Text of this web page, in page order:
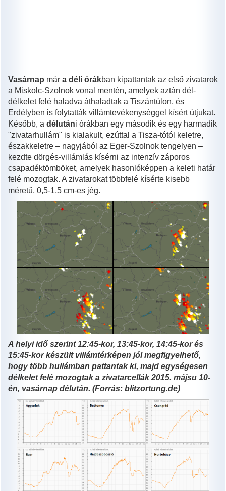
Vasárnap már a déli órákban kipattantak az első zivatarok
a Miskolc-Szolnok vonal mentén, amelyek aztán dél-
délkelet felé haladva áthaladtak a Tiszántúlon, és
Erdélyben is folytatták villámtevékenységgel kísért útjukat.
Később, a délutáni órákban egy második és egy harmadik
"zivatarhullám" is kialakult, ezúttal a Tisza-tótól keletre,
északkeletre – nagyjából az Eger-Szolnok tengelyen –
kezdte dörgés-villámlás kísérni az intenzív záporos
csapadéktömböket, amelyek hasonlóképpen a keleti határ
felé mozogtak. A zivatarokat többfelé kísérte kisebb
méretű, 0,5-1,5 cm-es jég.
A helyi idő szerint 12:45-kor, 13:45-kor, 14:45-kor és
15:45-kor készült villámtérképen jól megfigyelhető,
hogy több hullámban pattantak ki, majd egységesen
délkelet felé mozogtak a zivatarcellák 2015. májsu 10-
én, vasárnap délután. (Forrás: blitzortung.de)